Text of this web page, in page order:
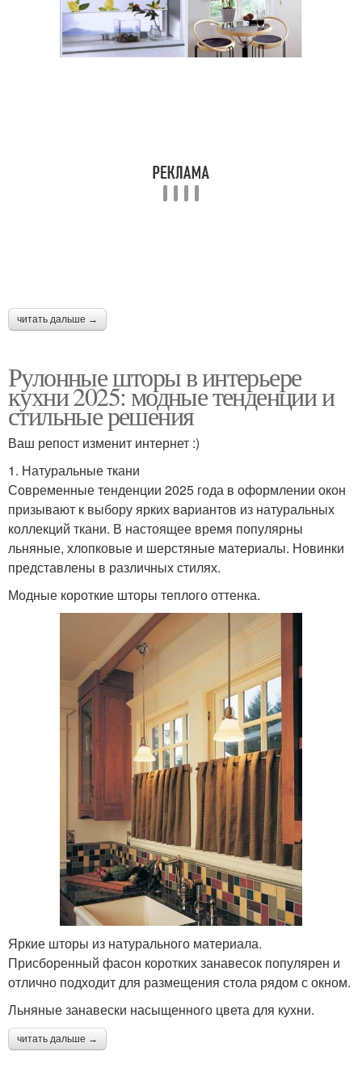
Классические шторы Европейские шторы
читать дальше →
Рулонные шторы в интерьере
кухни 2025: модные тенденции и
стильные решения
Ваш репост изменит интернет :)
1. Натуральные ткани
Современные тенденции 2025 года в оформлении окон
призывают к выбору ярких вариантов из натуральных
коллекций ткани. В настоящее время популярны
льняные, хлопковые и шерстяные материалы. Новинки
представлены в различных стилях.
Модные короткие шторы теплого оттенка.
Яркие шторы из натурального материала.
Присборенный фасон коротких занавесок популярен и
отлично подходит для размещения стола рядом с окном.
Льняные занавески насыщенного цвета для кухни.
читать дальше →